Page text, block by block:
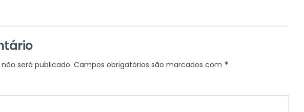
será publicado. Campos obrigatórios são marcados com *